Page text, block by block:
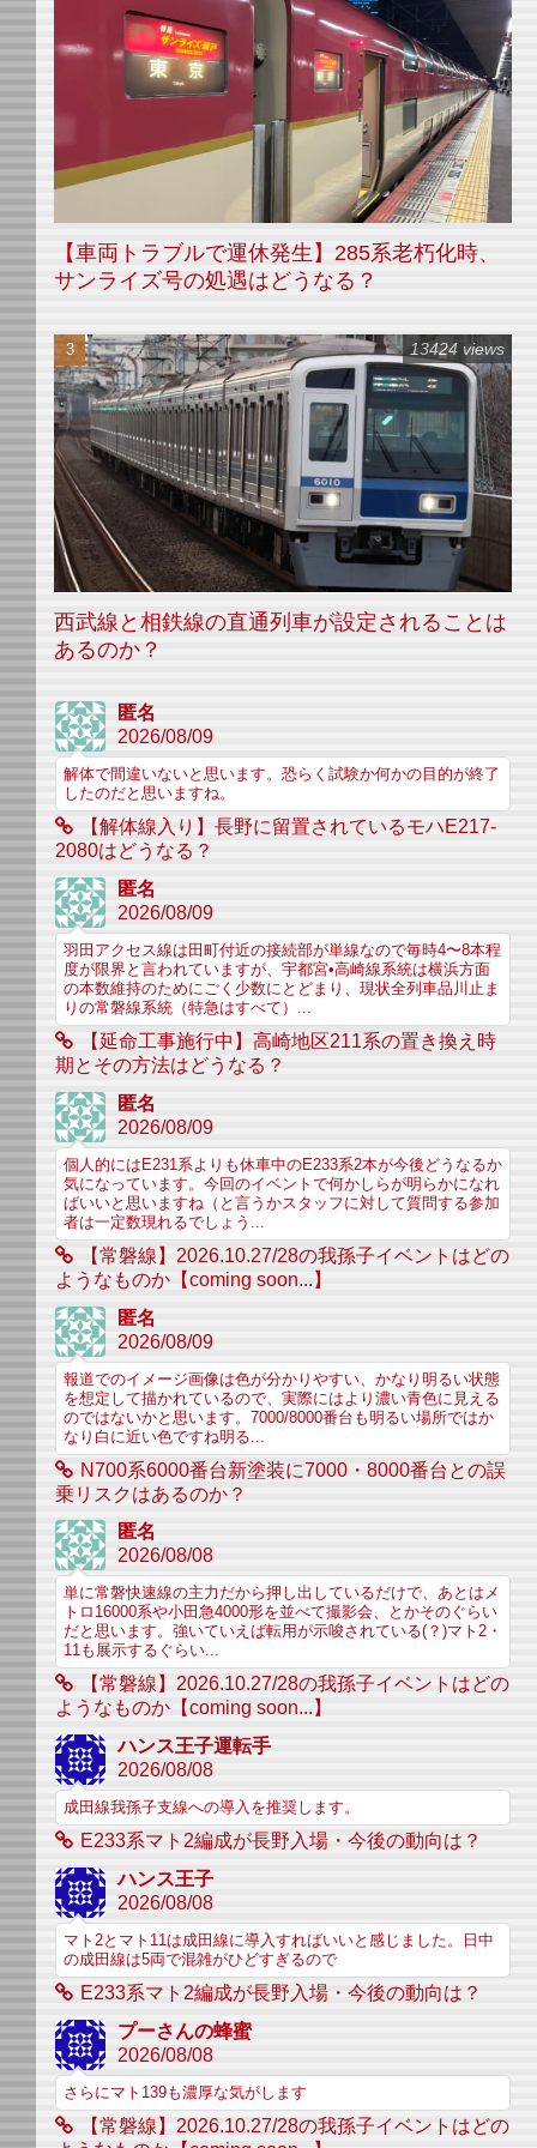
【車両トラブルで運休発生】285系老朽化時、
サンライズ号の処遇はどうなる？
西武線と相鉄線の直通列車が設定されることは
あるのか？
13424 views
匿名
2026/08/09
解体で間違いないと思います。恐らく試験か何かの目的が終了
したのだと思いますね。
【解体線入り】長野に留置されているモハE217-
2080はどうなる？
匿名
2026/08/09
羽田アクセス線は田町付近の接続部が単線なので毎時4〜8本程
度が限界と言われていますが、宇都宮•高崎線系統は横浜方面
の本数維持のためにごく少数にとどまり、現状全列車品川止ま
りの常磐線系統（特急はすべて）...
【延命工事施行中】高崎地区211系の置き換え時
期とその方法はどうなる？
匿名
2026/08/09
個人的にはE231系よりも休車中のE233系2本が今後どうなるか
気になっています。今回のイベントで何かしらが明らかになれ
ばいいと思いますね（と言うかスタッフに対して質問する参加
者は一定数現れるでしょう...
【常磐線】2026.10.27/28の我孫子イベントはどの
ようなものか【coming soon...】
匿名
2026/08/09
報道でのイメージ画像は色が分かりやすい、かなり明るい状態
を想定して描かれているので、実際にはより濃い青色に見える
のではないかと思います。7000/8000番台も明るい場所ではか
なり白に近い色ですね明る...
N700系6000番台新塗装に7000・8000番台との誤
乗リスクはあるのか？
匿名
2026/08/08
単に常磐快速線の主力だから押し出しているだけで、あとはメ
トロ16000系や小田急4000形を並べて撮影会、とかそのぐらい
だと思います。強いていえば転用が示唆されている(？)マト2・
11も展示するぐらい...
【常磐線】2026.10.27/28の我孫子イベントはどの
ようなものか【coming soon...】
ハンス王子運転手
2026/08/08
成田線我孫子支線への導入を推奨します。
E233系マト2編成が長野入場・今後の動向は？
ハンス王子
2026/08/08
マト2とマト11は成田線に導入すればいいと感じました。日中
の成田線は5両で混雑がひどすぎるので
E233系マト2編成が長野入場・今後の動向は？
プーさんの蜂蜜
2026/08/08
さらにマト139も濃厚な気がします
【常磐線】2026.10.27/28の我孫子イベントはどの